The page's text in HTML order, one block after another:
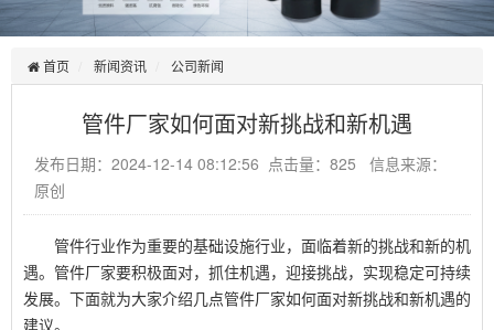
首页 新闻资讯 公司新闻
管件厂家如何面对新挑战和新机遇
发布日期：2024-12-14 08:12:56 点击量：825 信息来源：
原创
管件行业作为重要的基础设施行业，面临着新的挑战和新的机
遇。管件厂家要积极面对，抓住机遇，迎接挑战，实现稳定可持续
发展。下面就为大家介绍几点管件厂家如何面对新挑战和新机遇的
建议。